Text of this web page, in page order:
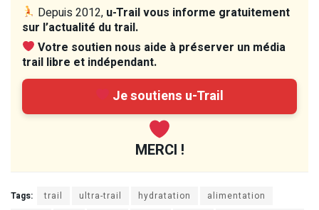
Depuis 2012, u-Trail vous informe gratuitement
sur l’actualité du trail.
Votre soutien nous aide à préserver un média
trail libre et indépendant.
Je soutiens u-Trail
MERCI !
Tags: trail ultra-trail hydratation
alimentation